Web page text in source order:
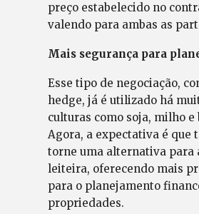
preço estabelecido no
valendo para ambas as
Mais segurança para
Esse tipo de negociação,
hedge, já é utilizado há
culturas como soja, milho e
Agora, a expectativa é que
torne uma alternativa para
leiteira, oferecendo mais
para o planejamento
propriedades.